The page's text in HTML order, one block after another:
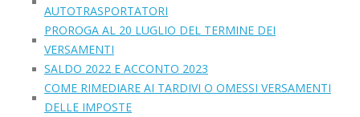
AUTOTRASPORTATORI
PROROGA AL 20 LUGLIO DEL TERMINE DEI
VERSAMENTI
SALDO 2022 E ACCONTO 2023
COME RIMEDIARE AI TARDIVI O OMESSI VERSAMENTI
DELLE IMPOSTE